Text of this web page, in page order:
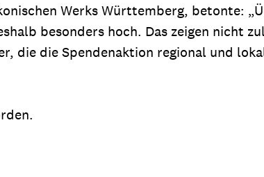
Werks Württemberg, betonte:
besonders hoch. Das zeigen nicht
die Spendenaktion regional und